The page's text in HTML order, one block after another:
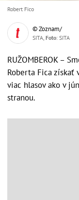
Robert Fico
© Zoznam/
SITA, Foto: SITA
RUŽOMBEROK –
Roberta Fica získať
viac hlasov ako v
stranou.